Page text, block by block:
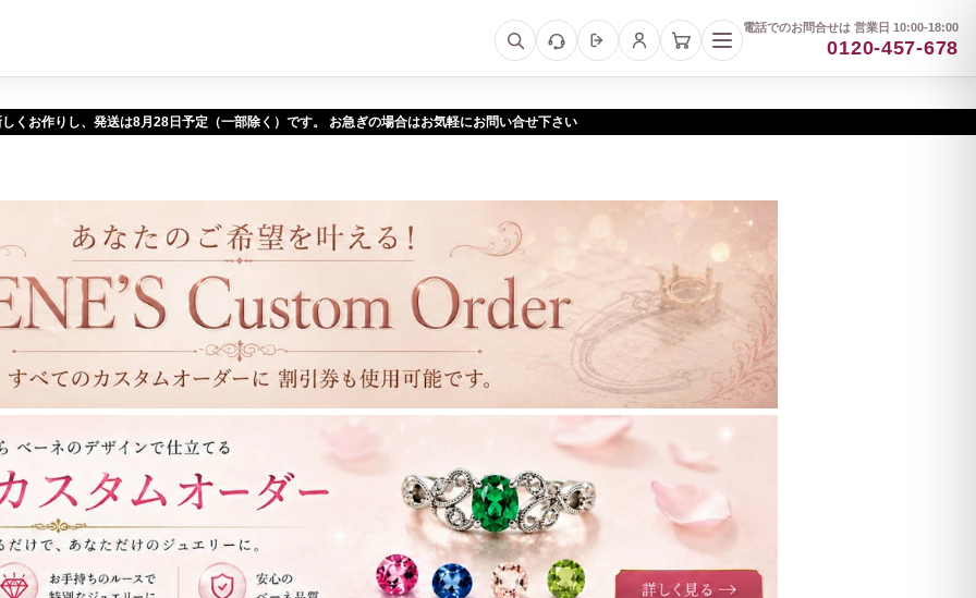
くお作りし、発送は 予定（一部除く）です。 お急ぎの場合はお気軽にお問い合せ下さい
電話でのお問合せは 営業日 10:00-18:00
0120-457-678